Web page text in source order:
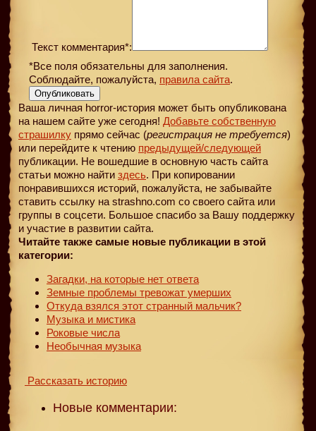
Текст комментария*:
*Все поля обязательны для заполнения.
Соблюдайте, пожалуйста, правила сайта.
Опубликовать
Ваша личная horror-история может быть опубликована
на нашем сайте уже сегодня! Добавьте собственную
страшилку прямо сейчас (регистрация не требуется)
или перейдите к чтению предыдущей/следующей
публикации. Не вошедшие в основную часть сайта
статьи можно найти здесь. При копировании
понравившихся историй, пожалуйста, не забывайте
ставить ссылку на strashno.com со своего сайта или
группы в соцсети. Большое спасибо за Вашу поддержку
и участие в развитии сайта.
Читайте также самые новые публикации в этой
категории:
Загадки, на которые нет ответа
Земные проблемы тревожат умерших
Откуда взялся этот странный мальчик?
Музыка и мистика
Роковые числа
Необычная музыка
Рассказать историю
Новые комментарии: